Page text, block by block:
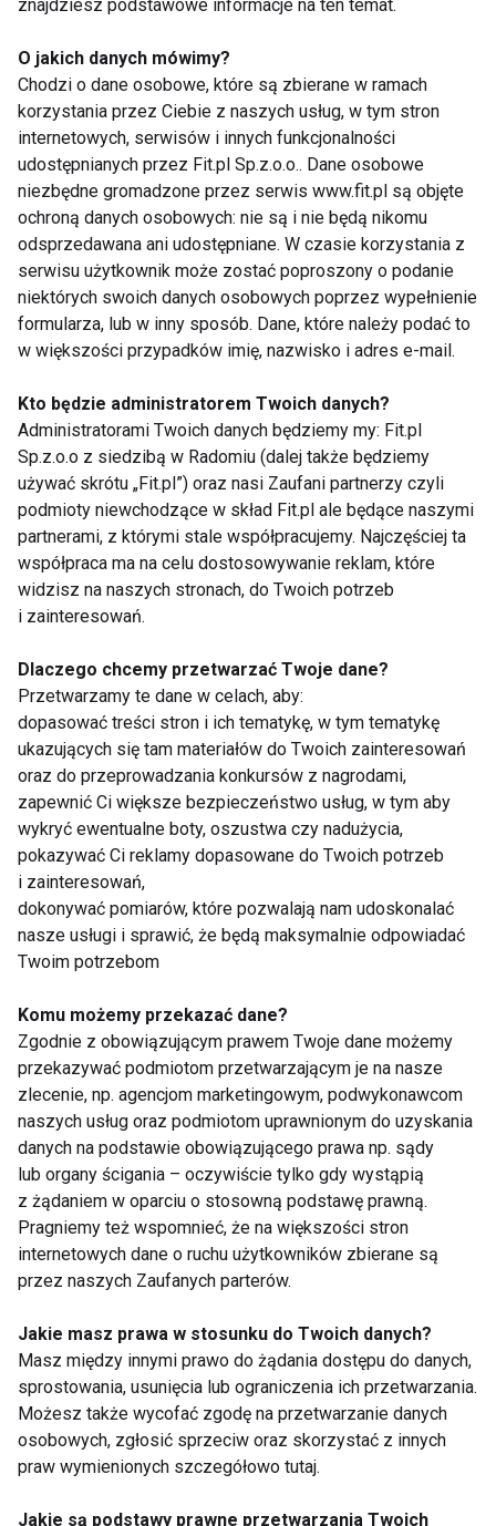
analizować skład ciała i… robić zdjęcia sylwetki.
Co możesz zrobić już dziś?
✅ Połącz trening siłowy z aktywnością cardio
✅ Ustal realny deficyt kaloryczny (ok. 10–20%)
✅ Monitoruj swoją dietę – nie tylkoco, aleilejesz
✅ Zadbaj o sen (min. 7–8h) i codzienny ruch
✅ Daj sobie czas – efekty przyjdą z konsekwencji
Nie chodzi o to, by trenować więcej – chodzi o to, by
mimo wszystko nie widzisz efektów, warto zrobić
podstawowe badania hormonalne i skonsultować się
z dietetykiem lub trenerem. Twoje ciało nie działa
przeciwko Tobie – może po prostu potrzebuje
innych bodźców.
AKTUALNOŚCI ZDROWIE
Aktualności
Dlaczego po obiedzie
chce ci się spać?
Dietetyk wyjaśnia 7
przyczyn
Jedzenie oczami. Jak
kolor talerza wpływa
Zmęczenie po urlopie
– dlaczego zamiast
energii wraca
frustracja?
Aromatyczna
pielęgnacja ciała
latem w trendzie
sensory beauty -
troska o skórę i
przyjemność dla
Pokaż więcej
Zdrowie
znajdziesz podstawowe informacje na ten temat.
O jakich danych mówimy?
Chodzi o dane osobowe, które są zbierane w ramach
korzystania przez Ciebie z naszych usług, w tym stron
internetowych, serwisów i innych funkcjonalności
udostępnianych przez Fit.pl Sp.z.o.o.. Dane osobowe
niezbędne gromadzone przez serwis www.fit.pl są objęte
ochroną danych osobowych: nie są i nie będą nikomu
odsprzedawana ani udostępniane. W czasie korzystania z
serwisu użytkownik może zostać poproszony o podanie
niektórych swoich danych osobowych poprzez wypełnienie
formularza, lub w inny sposób. Dane, które należy podać to
w większości przypadków imię, nazwisko i adres e-mail.
Kto będzie administratorem Twoich danych?
Administratorami Twoich danych będziemy my: Fit.pl
Sp.z.o.o z siedzibą w Radomiu (dalej także będziemy
używać skrótu „Fit.pl”) oraz nasi Zaufani partnerzy czyli
podmioty niewchodzące w skład Fit.pl ale będące naszymi
partnerami, z którymi stale współpracujemy. Najczęściej ta
współpraca ma na celu dostosowywanie reklam, które
widzisz na naszych stronach, do Twoich potrzeb
i zainteresowań.
Dlaczego chcemy przetwarzać Twoje dane?
Przetwarzamy te dane w celach, aby:
dopasować treści stron i ich tematykę, w tym tematykę
ukazujących się tam materiałów do Twoich zainteresowań
oraz do przeprowadzania konkursów z nagrodami,
zapewnić Ci większe bezpieczeństwo usług, w tym aby
wykryć ewentualne boty, oszustwa czy nadużycia,
pokazywać Ci reklamy dopasowane do Twoich potrzeb
i zainteresowań,
dokonywać pomiarów, które pozwalają nam udoskonalać
nasze usługi i sprawić, że będą maksymalnie odpowiadać
Twoim potrzebom
Komu możemy przekazać dane?
Zgodnie z obowiązującym prawem Twoje dane możemy
przekazywać podmiotom przetwarzającym je na nasze
zlecenie, np. agencjom marketingowym, podwykonawcom
naszych usług oraz podmiotom uprawnionym do uzyskania
danych na podstawie obowiązującego prawa np. sądy
lub organy ścigania – oczywiście tylko gdy wystąpią
z żądaniem w oparciu o stosowną podstawę prawną.
Pragniemy też wspomnieć, że na większości stron
internetowych dane o ruchu użytkowników zbierane są
przez naszych Zaufanych parterów.
Jakie masz prawa w stosunku do Twoich danych?
Masz między innymi prawo do żądania dostępu do danych,
sprostowania, usunięcia lub ograniczenia ich przetwarzania.
Możesz także wycofać zgodę na przetwarzanie danych
osobowych, zgłosić sprzeciw oraz skorzystać z innych
praw wymienionych szczegółowo tutaj.
Jakie są podstawy prawne przetwarzania Twoich